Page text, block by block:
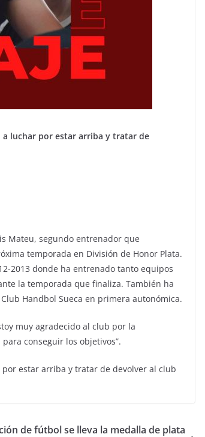
a luchar por estar arriba y tratar de
Mateu, segundo entrenador que
temporada en División de Honor Plata.
2013 donde ha entrenado tanto equipos
la temporada que finaliza. También ha
Handbol Sueca en primera autonómica.
muy agradecido al club por la
conseguir los objetivos”.
estar arriba y tratar de devolver al club
de fútbol se lleva la medalla de plata